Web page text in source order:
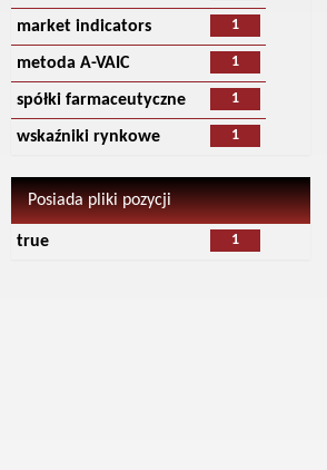
1
market indicators
1
metoda A-VAIC
1
spółki farmaceutyczne
1
wskaźniki rynkowe
Posiada pliki pozycji
1
true